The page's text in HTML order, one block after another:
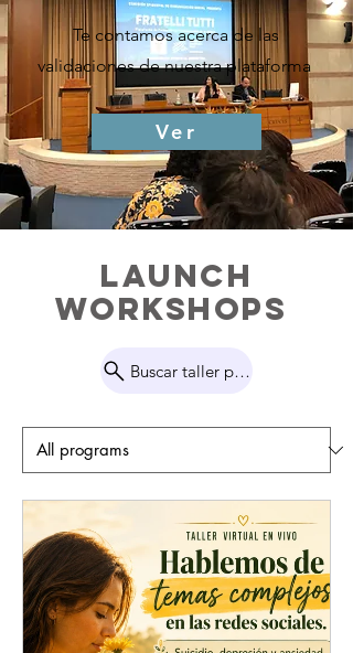
Te contamos acerca de las
validaciones de nuestra plataforma
Ver
Launch
workshops
Buscar taller por palabra